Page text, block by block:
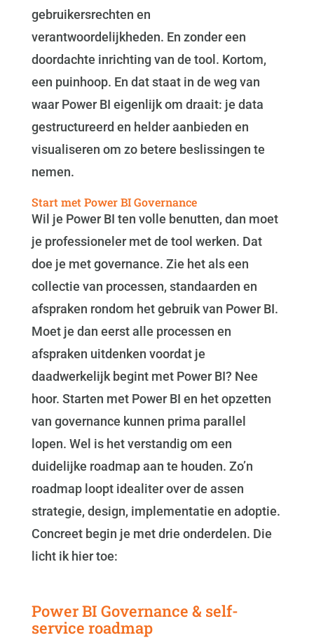
gebruikersrechten en
verantwoordelijkheden. En zonder een
doordachte inrichting van de tool. Kortom,
een puinhoop. En dat staat in de weg van
waar Power BI eigenlijk om draait: je data
gestructureerd en helder aanbieden en
visualiseren om zo betere beslissingen te
nemen.
Start met Power BI Governance
Wil je Power BI ten volle benutten, dan moet
je professioneler met de tool werken. Dat
doe je met governance. Zie het als een
collectie van processen, standaarden en
afspraken rondom het gebruik van Power BI.
Moet je dan eerst alle processen en
afspraken uitdenken voordat je
daadwerkelijk begint met Power BI? Nee
hoor. Starten met Power BI en het opzetten
van governance kunnen prima parallel
lopen. Wel is het verstandig om een
duidelijke roadmap aan te houden. Zo’n
roadmap loopt idealiter over de assen
strategie, design, implementatie en adoptie.
Concreet begin je met drie onderdelen. Die
licht ik hier toe:
Power BI Governance & self-
service roadmap